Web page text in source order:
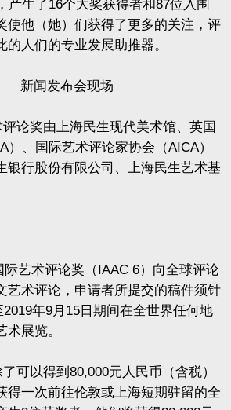
产生了16个大奖获得者和87位入围
使他（她）们获得了更多的关注，评
人们的专业发展助推器。
新闻发布会现场
论奖由上海民生现代美术馆、英国
）、国际艺术评论家协会（AICA）
银行股份有限公司、上海民生艺术基
际艺术评论奖（IAAC 6）向全球评论
艺术评论，申请者所提交的稿件须针
2019年9月 15 日期间在全世界任何地
展览。
可以得到 80,000元人民币（含税）
得一次前往伦敦或上海短期驻留的全